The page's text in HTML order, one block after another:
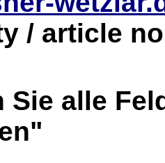
/ article
Sie alle